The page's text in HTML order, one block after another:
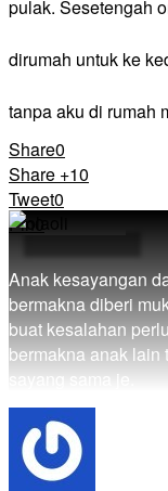
pulak. Sesetengah
dirumah untuk ke
tanpa aku di rumah
Share0
Share +10
Tweet0
Pin0
​Anak kesayangan
bermakna diberi
buat kesalahan
bermakna anak lain
sayang sama je.